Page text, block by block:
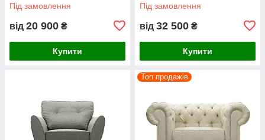
Під замовлення
від 20 900 ₴
Купити
Під замовлення
від 32 500 ₴
Купити
Топ продажів